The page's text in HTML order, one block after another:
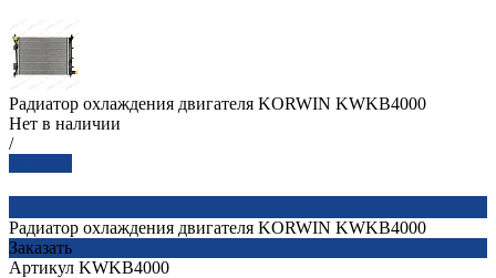
Радиатор охлаждения двигателя KORWIN KWKB4000
Нет в наличии
/
Радиатор охлаждения двигателя KORWIN KWKB4000
Заказать
Артикул KWKB4000